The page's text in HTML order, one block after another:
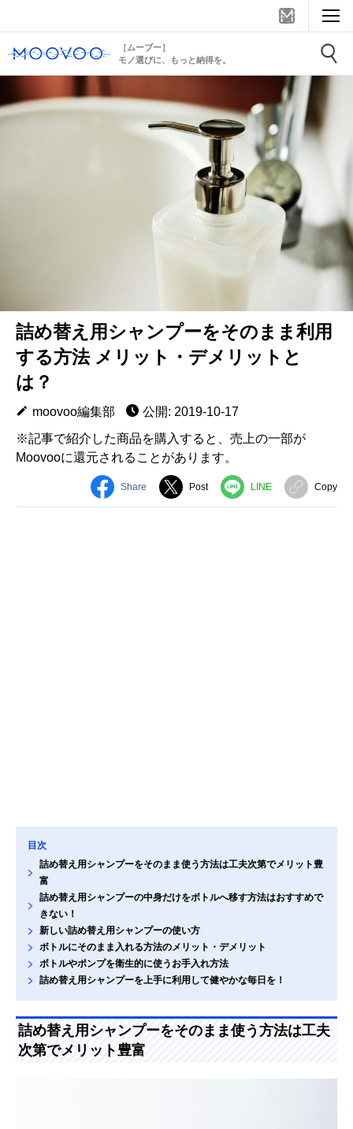
［ムーブー］
モノ選びに、もっと納得を。
詰め替え用シャンプーをそのまま利用
する方法 メリット・デメリットと
は？
moovoo編集部
公開: 2019-10-17
※記事で紹介した商品を購入すると、売上の一部が
Moovooに還元されることがあります。
Share Post LINE Copy
目次
詰め替え用シャンプーをそのまま使う方法は工夫次第でメリット豊
富
詰め替え用シャンプーの中身だけをボトルへ移す方法はおすすめで
きない！
新しい詰め替え用シャンプーの使い方
ボトルにそのまま入れる方法のメリット・デメリット
ボトルやポンプを衛生的に使うお手入れ方法
詰め替え用シャンプーを上手に利用して健やかな毎日を！
詰め替え用シャンプーをそのまま使う方法は工夫
次第でメリット豊富